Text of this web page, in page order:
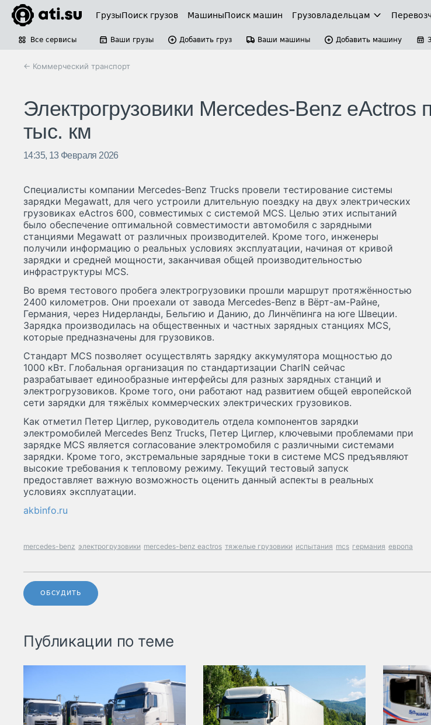
ГрузыПоиск грузов МашиныПоиск машин Грузовладельцам
Все сервисы Ваши грузы Добавить груз Ваши машины Добавить машину
← Коммерческий транспорт
Электрогрузовики Mercedes-Benz eActros
тыс. км
14:35, 13 Февраля 2026
Специалисты компании Mercedes-Benz Trucks провели тестирование системы
зарядки Megawatt, для чего устроили длительную поездку на двух электрических
грузовиках eActros 600, совместимых с системой MCS. Целью этих испытаний
было обеспечение оптимальной совместимости автомобиля с зарядными
станциями Megawatt от различных производителей. Кроме того, инженеры
получили информацию о реальных условиях эксплуатации, начиная от кривой
зарядки и средней мощности, заканчивая общей производительностью
инфраструктуры MCS.
Во время тестового пробега электрогрузовики прошли маршрут протяжённостью
2400 километров. Они проехали от завода Mercedes-Benz в Вёрт-ам-Райне,
Германия, через Нидерланды, Бельгию и Данию, до Линчёпинга на юге Швеции.
Зарядка производилась на общественных и частных зарядных станциях MCS,
которые предназначены для грузовиков.
Стандарт MCS позволяет осуществлять зарядку аккумулятора мощностью до
1000 кВт. Глобальная организация по стандартизации CharIN сейчас
разрабатывает единообразные интерфейсы для разных зарядных станций и
электрогрузовиков. Кроме того, они работают над развитием общей европейской
сети зарядки для тяжёлых коммерческих электрических грузовиков.
Как отметил Петер Циглер, руководитель отдела компонентов зарядки
электромобилей Mercedes Benz Trucks, Петер Циглер, ключевыми проблемами при
зарядке MCS является согласование электромобиля с различными системами
зарядки. Кроме того, экстремальные зарядные токи в системе MCS предъявляют
высокие требования к тепловому режиму. Текущий тестовый запуск
предоставляет важную возможность оценить данный аспекты в реальных
условиях эксплуатации.
akbinfo.ru
mercedes-benz электрогрузовики mercedes-benz eactros тяжелые грузовики испытания mcs германия европа
ОБСУДИТЬ
Публикации по теме